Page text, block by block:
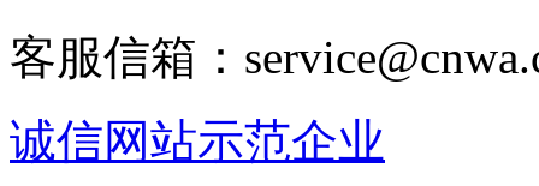
客服信箱：
诚信网站示范企业